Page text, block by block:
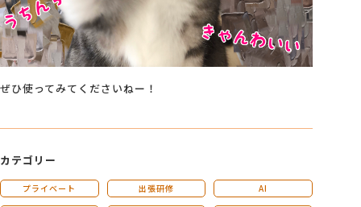
ぜひ使ってみてくださいねー！
カテゴリー
プライベート 出張研修 AI